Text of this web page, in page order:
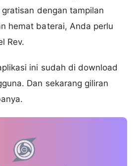
gratisan dengan tampilan
hemat baterai, Anda perlu
Rev.
ini sudah di download
Dan sekarang giliran